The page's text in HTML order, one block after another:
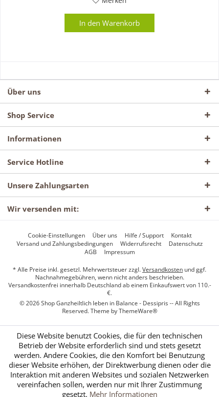
In den Warenkorb
Über uns
Shop Service
Informationen
Service Hotline
Unsere Zahlungsarten
Wir versenden mit:
Cookie-Einstellungen Über uns Hilfe / Support
Kontakt
Versand und Zahlungsbedingungen
Widerrufsrecht
Datenschutz
AGB
Impressum
* Alle Preise inkl. gesetzl. Mehrwertsteuer zzgl.Versandkosten und ggf.
Nachnahmegebühren, wenn nicht anders beschrieben.
Versandkostenfrei innerhalb Deutschland ab einem Einkaufswert von 110.-
€.
© 2026 Shop Ganzheiltlich leben in Balance - Dessipris -- All Rights
Reserved. Theme byThemeWare®
Diese Website benutzt Cookies, die für den technischen
Betrieb der Website erforderlich sind und stets gesetzt
werden. Andere Cookies, die den Komfort bei Benutzung
dieser Website erhöhen, der Direktwerbung dienen oder die
Interaktion mit anderen Websites und sozialen Netzwerken
vereinfachen sollen, werden nur mit Ihrer Zustimmung
gesetzt. Mehr Informationen